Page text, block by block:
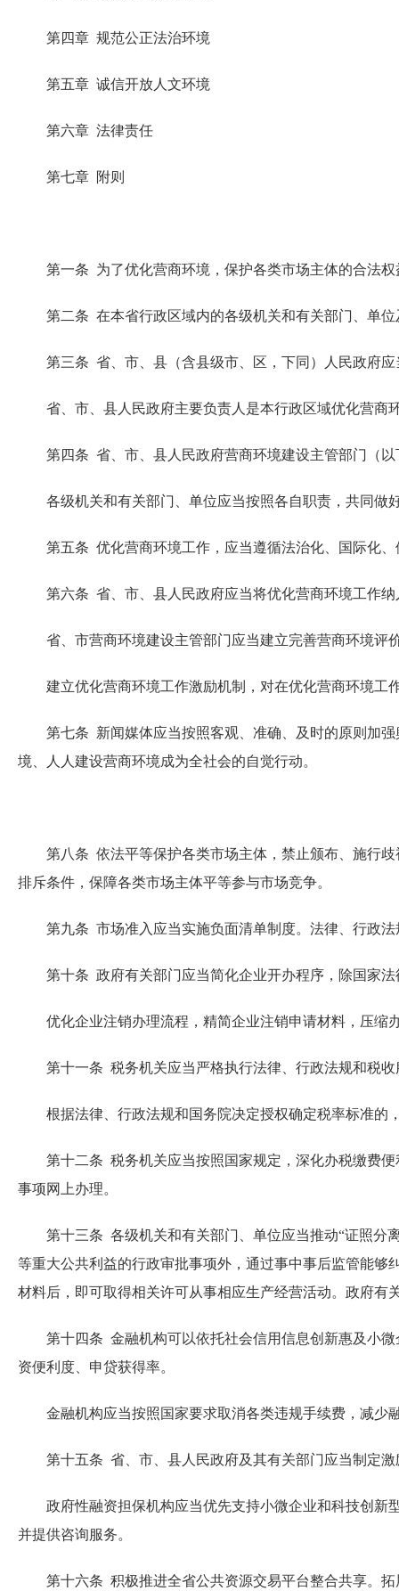
第四章 规范公正法治环境
第五章 诚信开放人文环境
第六章 法律责任
第七章 附则
第一条 为了优化营商环境，保护各类市场主体的合法权
第二条 在本省行政区域内的各级机关和有关部门、单位
第三条 省、市、县（含县级市、区，下同）人民政府应
省、市、县人民政府主要负责人是本行政区域优化营商
第四条 省、市、县人民政府营商环境建设主管部门（以
各级机关和有关部门、单位应当按照各自职责，共同做
第五条 优化营商环境工作，应当遵循法治化、国际化、
第六条 省、市、县人民政府应当将优化营商环境工作纳
省、市营商环境建设主管部门应当建立完善营商环境评
建立优化营商环境工作激励机制，对在优化营商环境工
第七条 新闻媒体应当按照客观、准确、及时的原则加强
境、人人建设营商环境成为全社会的自觉行动。
第八条 依法平等保护各类市场主体，禁止颁布、施行歧
排斥条件，保障各类市场主体平等参与市场竞争。
第九条 市场准入应当实施负面清单制度。法律、行政法
第十条 政府有关部门应当简化企业开办程序，除国家法
优化企业注销办理流程，精简企业注销申请材料，压缩
第十一条 税务机关应当严格执行法律、行政法规和税收
根据法律、行政法规和国务院决定授权确定税率标准的
第十二条 税务机关应当按照国家规定，深化办税缴费便
事项网上办理。
第十三条 各级机关和有关部门、单位应当推动“证照分离
等重大公共利益的行政审批事项外，通过事中事后监管能
材料后，即可取得相关许可从事相应生产经营活动。政府
第十四条 金融机构可以依托社会信用信息创新惠及小微
资便利度、申贷获得率。
金融机构应当按照国家要求取消各类违规手续费，减少
第十五条 省、市、县人民政府及其有关部门应当制定激
政府性融资担保机构应当优先支持小微企业和科技创新
并提供咨询服务。
第十六条 积极推进全省公共资源交易平台整合共享。拓